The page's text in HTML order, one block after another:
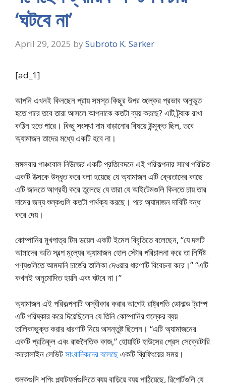
‘ঘটবে না’
April 29, 2025 by Subroto K. Sarker
[ad_1]
আপনি এখনই কিনছেন প্রায় সমস্ত কিছুর উপর শুল্কের প্রভাব অনুভূত
হতে পারে তবে তারা আসলে আপনাকে কতটা ব্যয় করছে? এটি ট্র্যাক রাখা
কঠিন হতে পারে। কিছু সংস্থা দাম বাড়ানোর বিষয়ে উন্মুক্ত ছিল, তবে
অ্যামাজন তাদের মধ্যে একটি হবে না।
মঙ্গলবার পাঞ্চবোল নিউজের একটি প্রতিবেদনে এই পরিকল্পনার সাথে পরিচিত
একটি উত্সকে উদ্ধৃত করে বলা হয়েছে যে অ্যামাজন এটি ক্রেতাদের কাছে
এটি জানতে আগ্রহী করে তুলেছে যে তারা যে আইটেমগুলি কিনতে চায় তার
দামের জন্য শুল্কগুলি কতটা পার্থক্য করছে। পরে অ্যামাজন দাবিটি বন্ধ
করে দেয়।
কোম্পানির মুখপাত্র টিম ডয়েল একটি ইমেল বিবৃতিতে বলেছেন, “যে দলটি
আমাদের অতি স্বল্প মূল্যের অ্যামাজন হোল স্টোর পরিচালনা করে তা নির্দিষ্ট
পণ্যগুলিতে আমদানি চার্জের তালিকা দেওয়ার ধারণাটি বিবেচনা করে।” “এটি
কখনই অনুমোদিত হয়নি এবং ঘটবে না।”
অ্যামাজন এই পরিকল্পনাটি অস্বীকার করার আগেই রাষ্ট্রপতি ডোনাল্ড ট্রাম্প
এটি পরিষ্কার করে দিয়েছিলেন যে তিনি কোম্পানির শুল্কের ব্যয়
তালিকাভুক্ত করার ধারণাটি নিয়ে অসন্তুষ্ট ছিলেন। “এটি অ্যামাজনের
একটি প্রতিকূল এবং রাজনৈতিক কাজ,” হোয়াইট হাউসের প্রেস সেক্রেটারি
কারোলাইন লেভিটসাংবাদিকদের বলেছেএকটি ব্রিফিংয়ের সময়।
শুল্কগুলি শপিং প্ল্যাটফর্মগুলিতে ব্যয় বাড়িয়ে ব্যয় পাঠিয়েছে, রিপোর্টগুলি যে